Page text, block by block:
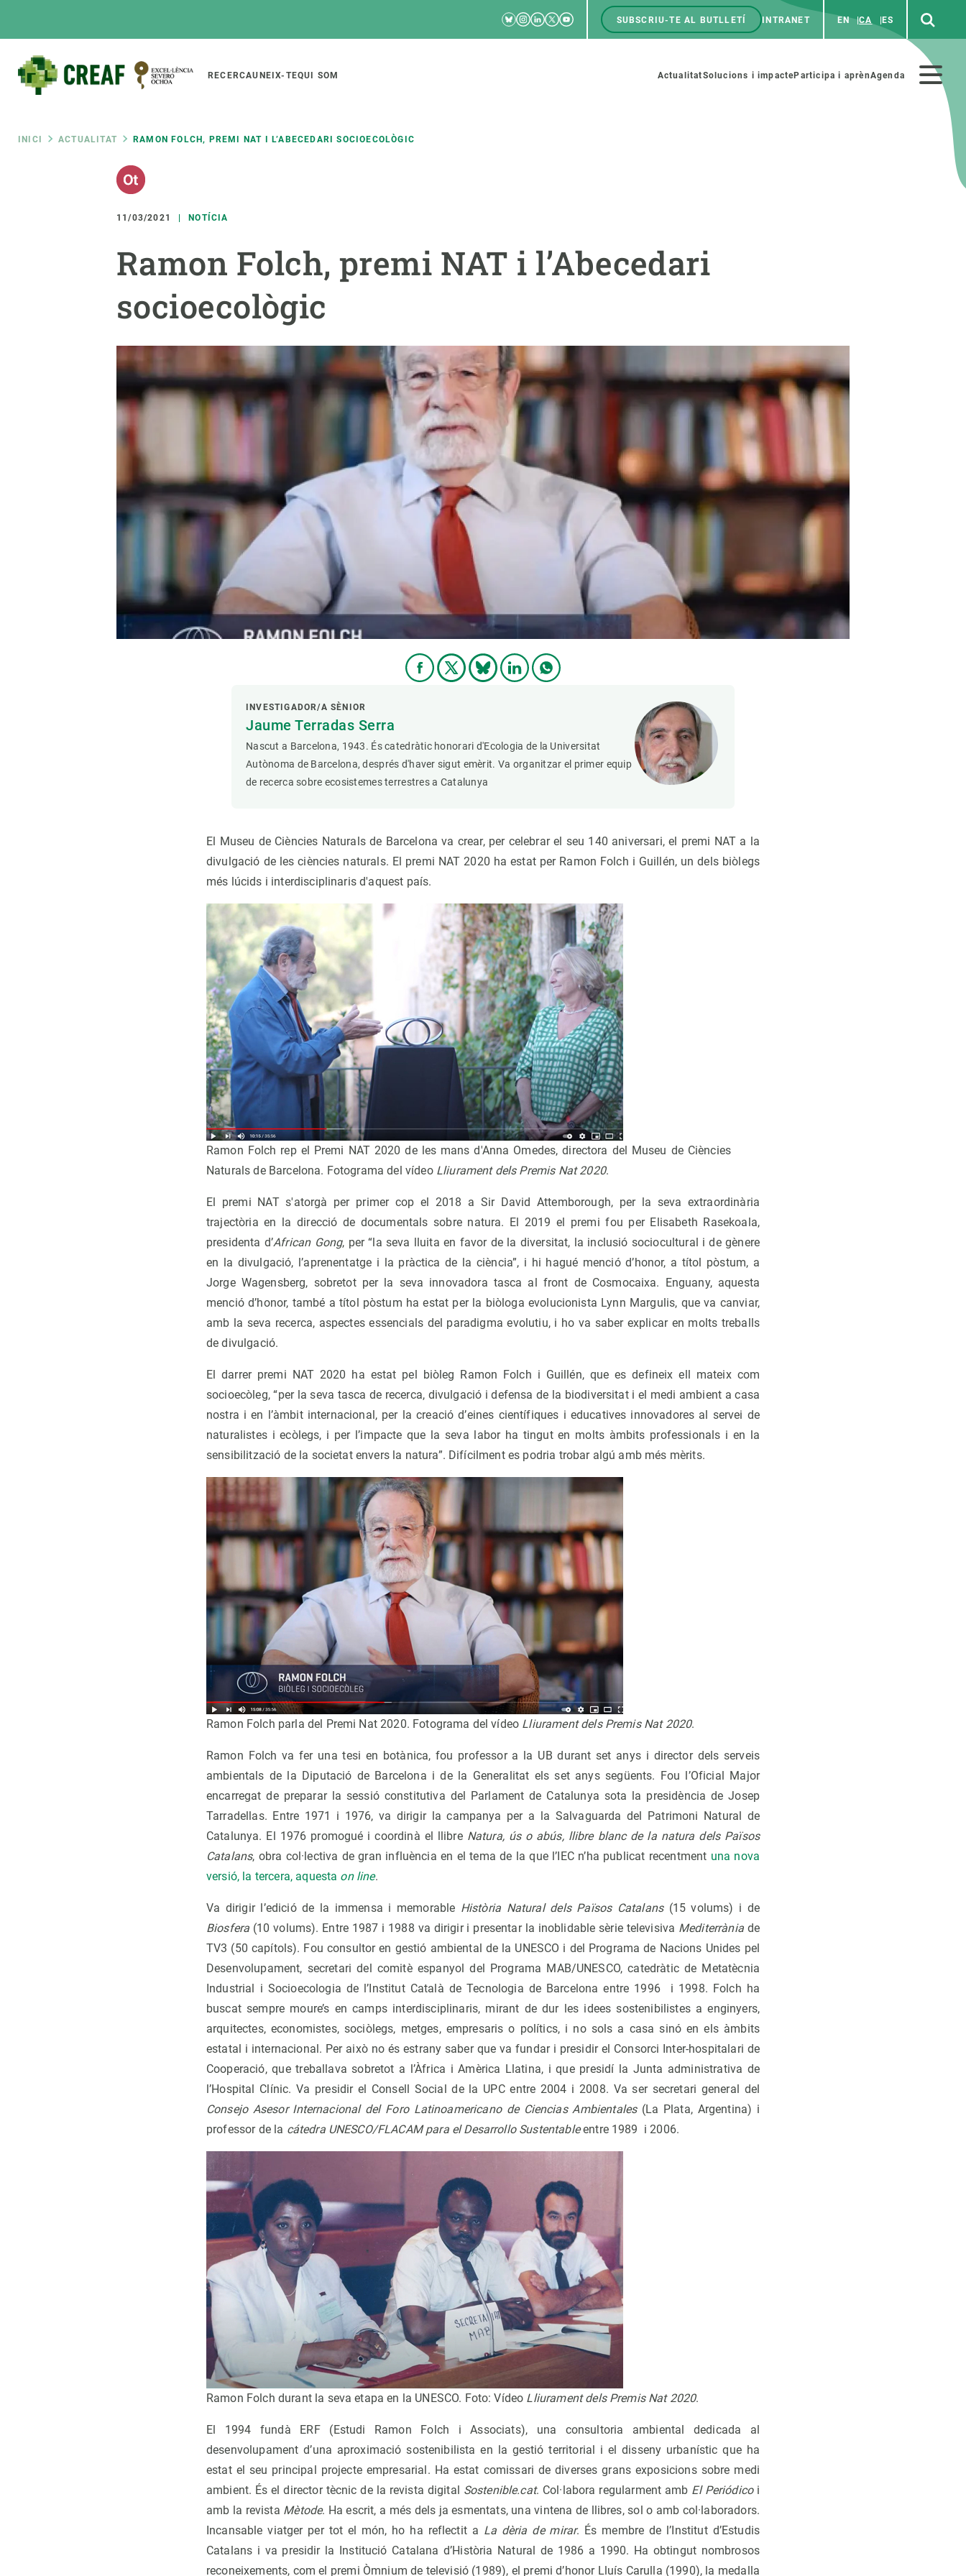
RRSS
Bluesky
Instagram
Linkedin
TwitterYoutube
Menú
SUBSCRIU-TE AL BUTLLETÍ INTRANET EN CA ES
Main
navigation
RECERCAUNEIX-TEQUI SOM
Menú
ActualitatSolucions i impacteParticipa i aprènAgenda
Fil
d'ariadna
INICI ACTUALITAT RAMON FOLCH, PREMI NAT I L’ABECEDARI SOCIOECOLÒGIC
11/03/2021 NOTÍCIA
Ramon Folch, premi NAT i l’Abecedari
socioecològic
INVESTIGADOR/A SÈNIOR
Jaume Terradas Serra
Nascut a Barcelona, 1943. És catedràtic honorari d'Ecologia de la Universitat
Autònoma de Barcelona, després d'haver sigut emèrit. Va organitzar el primer equip
de recerca sobre ecosistemes terrestres a Catalunya
El Museu de Ciències Naturals de Barcelona va crear, per celebrar el seu 140 aniversari, el premi NAT a la
divulgació de les ciències naturals. El premi NAT 2020 ha estat per Ramon Folch i Guillén, un dels biòlegs
més lúcids i interdisciplinaris d'aquest país.
Ramon Folch rep el Premi NAT 2020 de les mans d'Anna Omedes, directora del Museu de Ciències
Naturals de Barcelona. Fotograma del vídeo Lliurament dels Premis Nat 2020.
El premi NAT s'atorgà per primer cop el 2018 a Sir David Attemborough, per la seva extraordinària
trajectòria en la direcció de documentals sobre natura. El 2019 el premi fou per Elisabeth Rasekoala,
presidenta d’African Gong, per “la seva lluita en favor de la diversitat, la inclusió sociocultural i de gènere
en la divulgació, l’aprenentatge i la pràctica de la ciència”, i hi hagué menció d’honor, a títol pòstum, a
Jorge Wagensberg, sobretot per la seva innovadora tasca al front de Cosmocaixa. Enguany, aquesta
menció d’honor, també a títol pòstum ha estat per la biòloga evolucionista Lynn Margulis, que va canviar,
amb la seva recerca, aspectes essencials del paradigma evolutiu, i ho va saber explicar en molts treballs
de divulgació.
El darrer premi NAT 2020 ha estat pel biòleg Ramon Folch i Guillén, que es defineix ell mateix com
socioecòleg, “per la seva tasca de recerca, divulgació i defensa de la biodiversitat i el medi ambient a casa
nostra i en l’àmbit internacional, per la creació d’eines científiques i educatives innovadores al servei de
naturalistes i ecòlegs, i per l’impacte que la seva labor ha tingut en molts àmbits professionals i en la
sensibilització de la societat envers la natura”. Difícilment es podria trobar algú amb més mèrits.
Ramon Folch parla del Premi Nat 2020. Fotograma del vídeo Lliurament dels Premis Nat 2020.
Ramon Folch va fer una tesi en botànica, fou professor a la UB durant set anys i director dels serveis
ambientals de la Diputació de Barcelona i de la Generalitat els set anys següents. Fou l’Oficial Major
encarregat de preparar la sessió constitutiva del Parlament de Catalunya sota la presidència de Josep
Tarradellas. Entre 1971 i 1976, va dirigir la campanya per a la Salvaguarda del Patrimoni Natural de
Catalunya. El 1976 promogué i coordinà el llibre Natura, ús o abús, llibre blanc de la natura dels Països
Catalans, obra col·lectiva de gran influència en el tema de la que l’IEC n’ha publicat recentment una nova
versió, la tercera, aquesta on line.
Va dirigir l’edició de la immensa i memorable Història Natural dels Països Catalans(15 volums) i de
Biosfera (10 volums). Entre 1987 i 1988 va dirigir i presentar la inoblidable sèrie televisiva Mediterràniade
TV3 (50 capítols). Fou consultor en gestió ambiental de la UNESCO i del Programa de Nacions Unides pel
Desenvolupament, secretari del comitè espanyol del Programa MAB/UNESCO, catedràtic de Metatècnia
Industrial i Socioecologia de l’Institut Català de Tecnologia de Barcelona entre 1996 i 1998. Folch ha
buscat sempre moure’s en camps interdisciplinaris, mirant de dur les idees sostenibilistes a enginyers,
arquitectes, economistes, sociòlegs, metges, empresaris o polítics, i no sols a casa sinó en els àmbits
estatal i internacional. Per això no és estrany saber que va fundar i presidir el Consorci Inter-hospitalari de
Cooperació, que treballava sobretot a l’Àfrica i Amèrica Llatina, i que presidí la Junta administrativa de
l’Hospital Clínic. Va presidir el Consell Social de la UPC entre 2004 i 2008. Va ser secretari general del
Consejo Asesor Internacional del Foro Latinoamericano de Ciencias Ambientales (La Plata, Argentina) i
professor de la cátedra UNESCO/FLACAM para el Desarrollo Sustentableentre 1989 i 2006.
Ramon Folch durant la seva etapa en la UNESCO. Foto: Vídeo Lliurament dels Premis Nat 2020.
El 1994 fundà ERF (Estudi Ramon Folch i Associats), una consultoria ambiental dedicada al
desenvolupament d’una aproximació sostenibilista en la gestió territorial i el disseny urbanístic que ha
estat el seu principal projecte empresarial. Ha estat comissari de diverses grans exposicions sobre medi
ambient. És el director tècnic de la revista digital Sostenible.cat. Col·labora regularment amb El Periódicoi
amb la revista Mètode. Ha escrit, a més dels ja esmentats, una vintena de llibres, sol o amb col·laboradors.
Incansable viatger per tot el món, ho ha reflectit a La dèria de mirar. És membre de l’Institut d’Estudis
Catalans i va presidir la Institució Catalana d’Història Natural de 1986 a 1990. Ha obtingut nombrosos
reconeixements, com el premi Òmnium de televisió (1989), el premi d’honor Lluís Carulla (1990), la medalla
Featured
responsive
Responsive
menu
SOBRE NOSALTRES
Organització institucional
Infraestructures
Equitat, Diversitat i Inclusió (EDI)
Biodiversitat
Funcionament dels ecosistemes
Observació de la terra
Temes transversals
Publicacions
Synthesis Actions
Solucions Oportunitats acadèmiques
Vine de visitant o sabàtic
Segell de bones pràctiques HRS4R
Un lloc on créixer
Desenvolupament de carrera
T’oferim formació
Fes ciència amb nosaltres
Canvi global
Funcionament dels ecosistemes
Observació de la terra